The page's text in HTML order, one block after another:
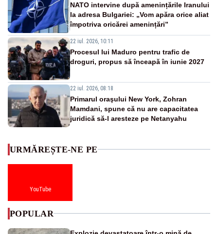
NATO intervine după amenințările Iranului
la adresa Bulgariei: „Vom apăra orice aliat
împotriva oricărei amenințări”
22 iul. 2026, 10:11
Procesul lui Maduro pentru trafic de
droguri, propus să înceapă în iunie 2027
22 iul. 2026, 08:18
Primarul oraşului New York, Zohran
Mamdani, spune că nu are capacitatea
juridică să-l aresteze pe Netanyahu
URMĂREȘTE-NE PE
YouTube
POPULAR